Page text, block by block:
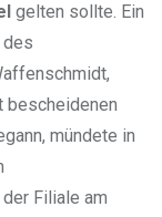
gelten sollte. Ein
des
bescheidenen
mündete in
Filiale am